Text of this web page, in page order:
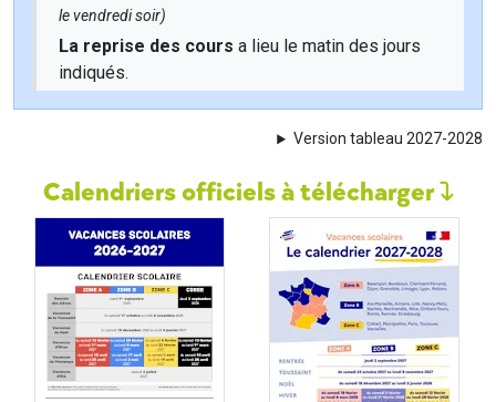
le vendredi soir)
La reprise des cours a lieu le matin des jours
indiqués.
Version tableau 2027-2028
Calendriers officiels à télécharger